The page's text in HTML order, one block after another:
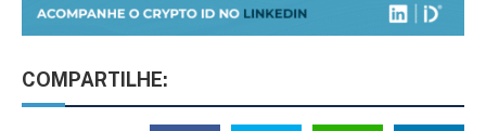
COMPARTILHE: